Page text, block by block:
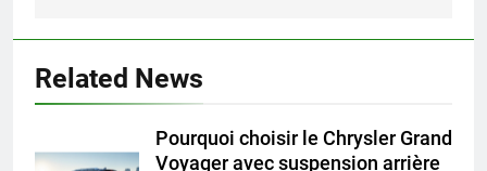
Related News
Pourquoi choisir le Chrysler Grand
Voyager avec suspension arrière